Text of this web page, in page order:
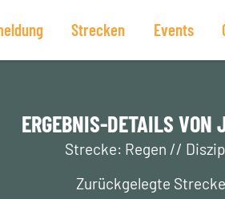
Strecken Events
ERGEBNIS-DETAILS VON
Strecke: Regen //
Zurückgelegte